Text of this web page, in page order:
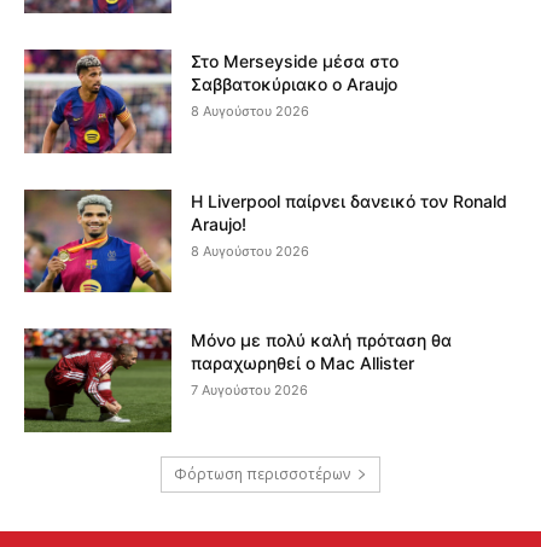
Στο Merseyside μέσα στο
Σαββατοκύριακο ο Araujo
8 Αυγούστου 2026
Η Liverpool παίρνει δανεικό τον Ronald
Araujo!
8 Αυγούστου 2026
Μόνο με πολύ καλή πρόταση θα
παραχωρηθεί ο Mac Allister
7 Αυγούστου 2026
Φόρτωση περισσοτέρων